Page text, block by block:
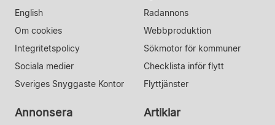
English
Om cookies
Integritetspolicy
Sociala medier
Sveriges Snyggaste Kontor
Radannons
Webbproduktion
Sökmotor för kommuner
Checklista inför flytt
Flyttjänster
Annonsera Artiklar